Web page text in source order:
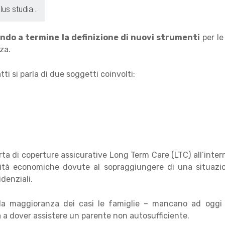
studia...
a termine la definizione di nuovi strumenti per
si parla di due soggetti coinvolti:
di coperture assicurative Long Term Care (LTC)
economiche dovute al sopraggiungere di una
maggioranza dei casi le famiglie – mancano ad oggi
dover assistere un parente non autosufficiente.